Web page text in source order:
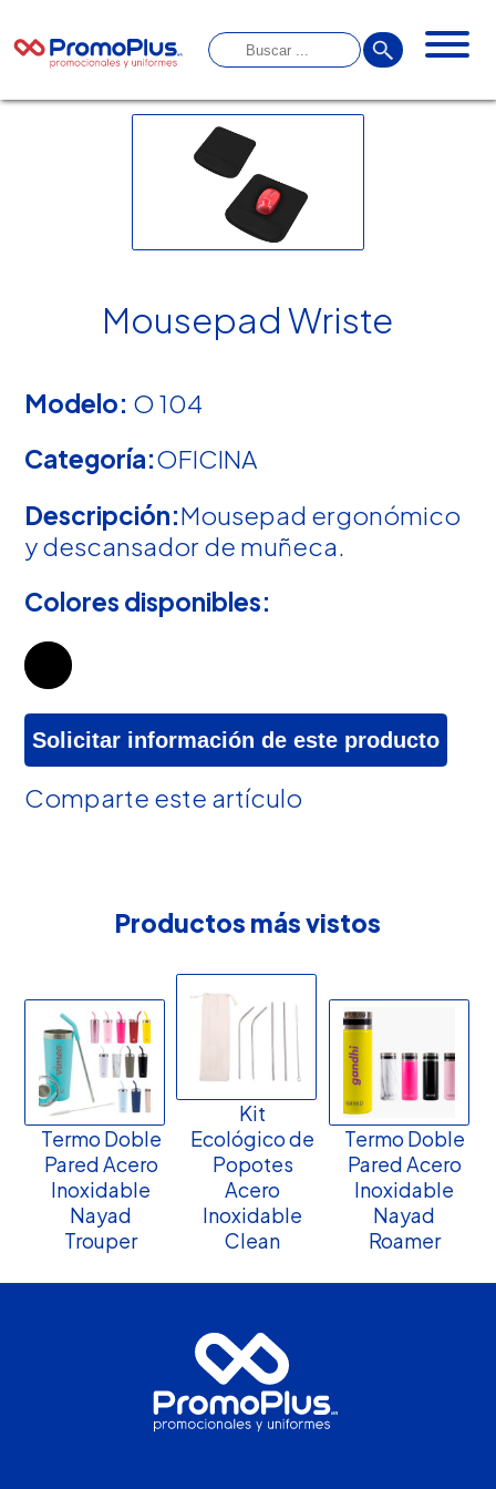
Mousepad Wriste
Modelo: O 104
Categoría:OFICINA
Descripción:Mousepad ergonómico
y descansador de muñeca.
Colores disponibles:
Solicitar información de este producto
Comparte este artículo
Productos más vistos
Termo Doble
Pared Acero
Inoxidable
Nayad
Trouper
Kit
Ecológico de
Popotes
Acero
Inoxidable
Clean
Termo Doble
Pared Acero
Inoxidable
Nayad
Roamer